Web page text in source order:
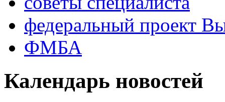
федеральный проект
ФМБА
Календарь новостей